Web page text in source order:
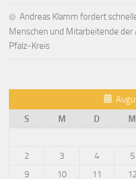
Andreas Klamm fordert
Menschen und Mitarbeitende
Pfalz-Kreis
S
M D M
2
3 4 5
9
10 11